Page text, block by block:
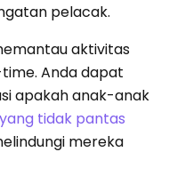
pelacak.
aktivitas
Anda dapat
apakah anak-anak
tidak pantas
mereka